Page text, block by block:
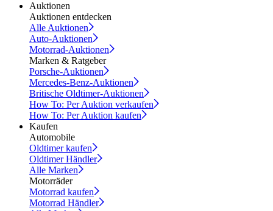
Auktionen
Auktionen entdecken
Alle Auktionen
Auto-Auktionen
Motorrad-Auktionen
Marken & Ratgeber
Porsche-Auktionen
Mercedes-Benz-Auktionen
Britische Oldtimer-Auktionen
How To: Per Auktion verkaufen
How To: Per Auktion kaufen
Kaufen
Automobile
Oldtimer kaufen
Oldtimer Händler
Alle Marken
Motorräder
Motorrad kaufen
Motorrad Händler